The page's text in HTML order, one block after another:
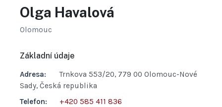
Olga Havalová
Olomouc
Základní údaje
Adresa:
Trnkova 553/20, 779 00 Olomouc-Nové
Sady, Česká republika
Telefon:
+420 585 411 836